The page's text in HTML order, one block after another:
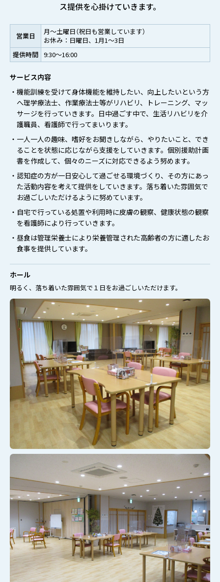
ス提供を心掛けていきます。
営業日
月～土曜日（祝日も営業しています）
お休み：日曜日、1月1～3日
提供時間 9:30～16:00
サービス内容
・機能訓練を受けて身体機能を維持したい、向上したいという方
へ理学療法士、作業療法士等がリハビリ、トレーニング、マッ
サージを行っていきます。日中過ごす中で、生活リハビリを介
護職員、看護師で行ってまいります。
・一人一人の趣味、嗜好をお聞きしながら、やりたいこと、でき
ることを状態に応じながら支援をしていきます。個別援助計画
書を作成して、個々のニーズに対応できるよう努めます。
・認知症の方が一日安心して過ごせる環境づくり、その方にあっ
た活動内容を考えて提供をしていきます。落ち着いた雰囲気で
お過ごしいただけるように努めています。
・自宅で行っている処置や利用時に皮膚の観察、健康状態の観察
を看護師により行っていきます。
・昼食は管理栄養士により栄養管理された高齢者の方に適したお
食事を提供しています。
ホール
明るく、落ち着いた雰囲気で１日をお過ごしいただけます。